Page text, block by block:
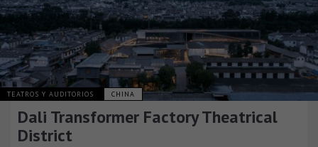
TEATROS Y AUDITORIOS CHINA
Dali Transformer Factory Theatrical
District